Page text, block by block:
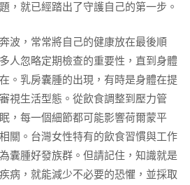
，就已經踏出了守護自己的第一步。
波，常常將自己的健康放在最後順
人忽略定期檢查的重要性，直到身體
。乳房囊腫的出現，有時是身體在提
視生活型態。從飲食調整到壓力管
，每一個細節都可能影響荷爾蒙平
關。台灣女性特有的飲食習慣與工作
囊腫好發族群。但請記住，知識就是
病，就能減少不必要的恐懼，並採取